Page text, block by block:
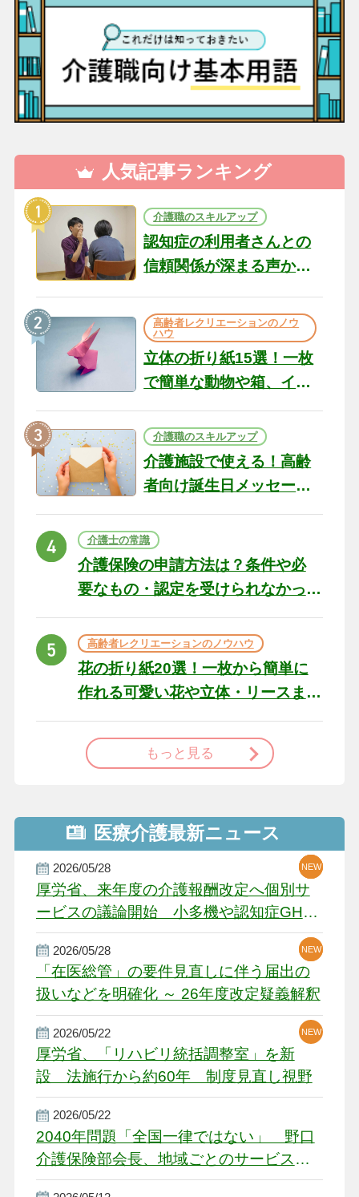
人気記事ランキング
介護職のスキルアップ
認知症の利用者さんとの
信頼関係が深まる声かけ
の現場から（22）
高齢者レクリエーションのノウ
ハウ
立体の折り紙15選！一枚
で簡単な動物や箱、イン
テリアになる作品まで
介護職のスキルアップ
介護施設で使える！高齢
者向け誕生日メッセージ
の例文と書き方のポイン
ト
介護士の常識
介護保険の申請方法は？条件や必
要なもの・認定を受けられなかっ
た場合の対処法
高齢者レクリエーションのノウハウ
花の折り紙20選！一枚から簡単に
作れる可愛い花や立体・リースま
で
もっと見る
医療介護最新ニュース
2026/05/28
厚労省、来年度の介護報酬改定へ個別サ
ービスの議論開始 小多機や認知症GH、
厳しい経営環境に危機感
NEW
NEW
NEW
2026/05/28
「在医総管」の要件見直しに伴う届出の
扱いなどを明確化 ～ 26年度改定疑義解釈
NEW
NEW
2026/05/22
厚労省、「リハビリ統括調整室」を新
設 法施行から約60年 制度見直し視野
NEW
2026/05/22
2040年問題「全国一律ではない」 野口
介護保険部会長、地域ごとのサービス基
盤整備を促す